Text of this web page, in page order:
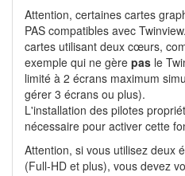
Attention, certaines cartes
PAS compatibles avec
cartes utilisant deux cœurs,
exemple qui ne gère pas le
limité à 2 écrans maximum
gérer 3 écrans ou plus).
L'installation des pilotes
nécessaire pour activer cette
Attention, si vous utilisez deux
(Full-HD et plus), vous devez